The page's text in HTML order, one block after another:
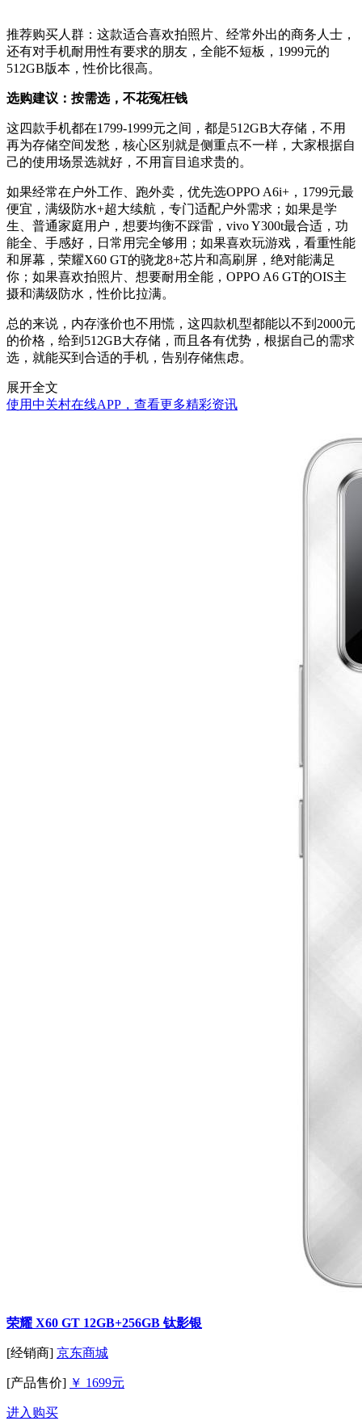
推荐购买人群： 这款适合喜欢拍照片、经常外出的商务人士，
还有对手机耐用性有要求的朋友，全能不短板，1999元的
512GB版本，性价比很高。
选购建议：按需选，不花冤枉钱
这四款手机都在1799-1999元之间，都是512GB大存储，不用
再为存储空间发愁，核心区别就是侧重点不一样，大家根据自
己的使用场景选就好，不用盲目追求贵的。
如果经常在户外工作、跑外卖，优先选OPPO A6i+，1799元最
便宜，满级防水+超大续航，专门适配户外需求；如果是学
生、普通家庭用户，想要均衡不踩雷，vivo Y300t最合适，功
能全、手感好，日常用完全够用；如果喜欢玩游戏，看重性能
和屏幕，荣耀X60 GT的骁龙8+芯片和高刷屏，绝对能满足
你；如果喜欢拍照片、想要耐用全能，OPPO A6 GT的OIS主
摄和满级防水，性价比拉满。
总的来说，内存涨价也不用慌，这四款机型都能以不到2000元
的价格，给到512GB大存储，而且各有优势，根据自己的需求
选，就能买到合适的手机，告别存储焦虑。
展开全文
使用中关村在线APP，查看更多精彩资讯
荣耀 X60 GT 12GB+256GB 钛影银
[经销商] 京东商城
[产品售价] ￥ 1699元
进入购买